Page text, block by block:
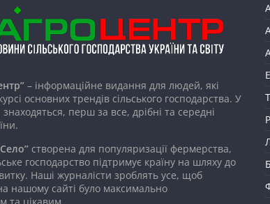
– інформаційне видання для людей, які
основних трендів сільського господарства. У
перш за все, дрібні та середні
створена для популяризації фермерства,
господарство підтримує країну на шляху до
Наші журналісти зроблять усе, щоб
нашому сайті було максимально
та цікавим.